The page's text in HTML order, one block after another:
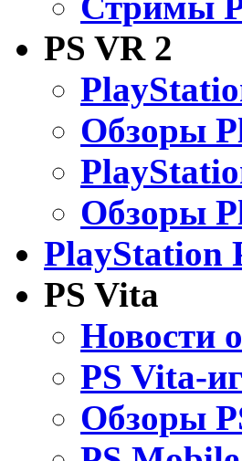
PS VR 2
Обзоры
Обзоры
PlayStation
PS Vita
Новости
PS Vita-
Обзоры